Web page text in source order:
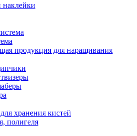
наклейки
продукция для наращивания
хранения кистей
полигеля